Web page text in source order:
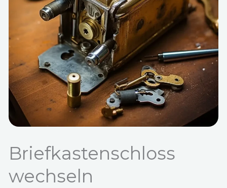
Briefkastenschloss
wechseln